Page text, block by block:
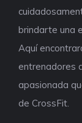
brindarte una
Aquí
entrenadores
apasionada
de CrossFit.